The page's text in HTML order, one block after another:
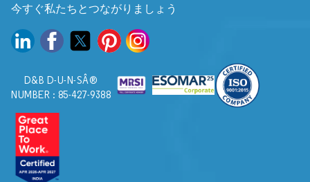
今すぐ私たちとつながりましょう
D&B D-U-N-SÂ®
NUMBER : 85-427-9388